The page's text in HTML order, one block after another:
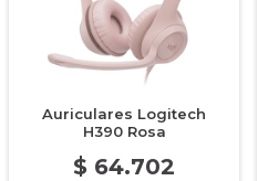
Auriculares Logitech
H390 Rosa
$ 64.702